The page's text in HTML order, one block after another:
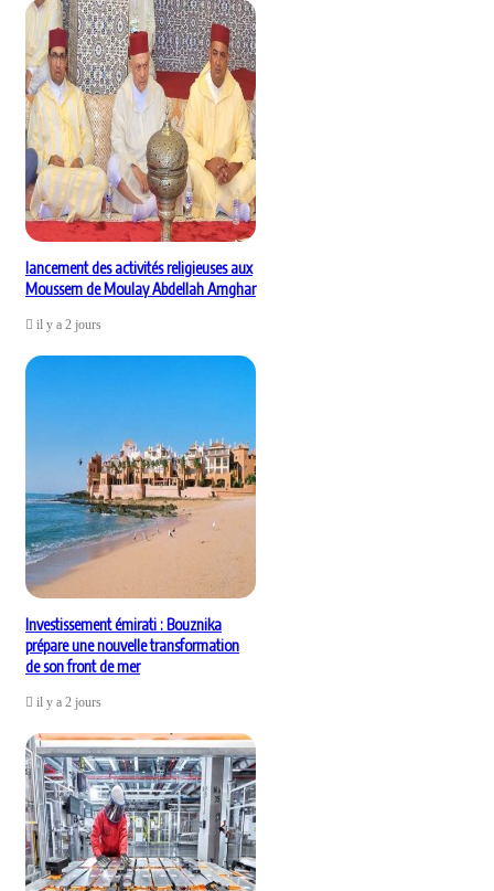
lancement des activités religieuses aux
Moussem de Moulay Abdellah Amghar
il y a 2 jours
Investissement émirati : Bouznika
prépare une nouvelle transformation
de son front de mer
il y a 2 jours